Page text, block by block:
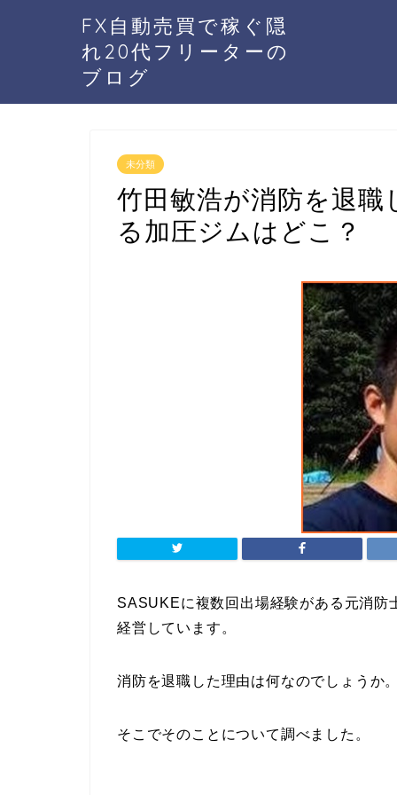
FX自動売買で稼ぐ隠
れ20代フリーターの
ブログ
未分類
竹田敏浩が消防を退
る加圧ジムはどこ？
SASUKEに複数回出場経験がある元消防
経営しています。
消防を退職した理由は何なのでしょうか
そこでそのことについて調べました。